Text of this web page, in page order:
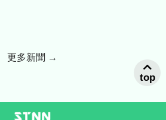
更多新聞 →
top